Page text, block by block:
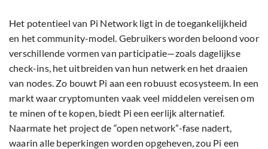
Het potentieel van Pi Network ligt in de toegankelijkheid
en het community-model. Gebruikers worden beloond voor
verschillende vormen van participatie—zoals dagelijkse
check-ins, het uitbreiden van hun netwerk en het draaien
van nodes. Zo bouwt Pi aan een robuust ecosysteem. In een
markt waar cryptomunten vaak veel middelen vereisen om
te minen of te kopen, biedt Pi een eerlijk alternatief.
Naarmate het project de “open network”-fase nadert,
waarin alle beperkingen worden opgeheven, zou Pi een